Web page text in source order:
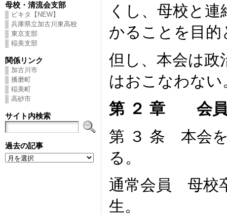
母校・清流会支部
ビキタ【NEW】
兵庫県立加古川東高校
東京支部
稲美支部
関係リンク
加古川市
播磨町
稲美町
高砂市
サイト内検索
過去の記事
過
去
くし、母校と
かることを目的
但し、本会は政
はおこなわない
第 ２ 章 会員
第 ３ 条 本会
る。
通常会員 母校
生。